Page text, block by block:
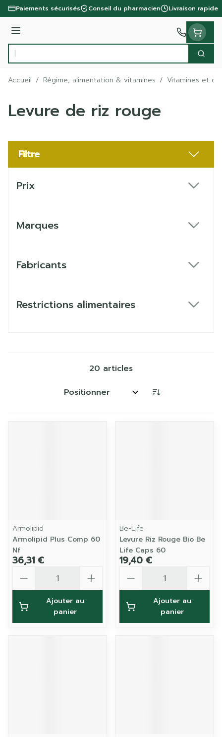
Aller au contenu
Paiements sécurisés Conseil du pharmacien Livraison rapide
Menu
Rechercher
Accueil / Régime, alimentation & vitamines / Vitamines et
Levure de riz rouge
Filtre
Prix
Marques
Fabricants
Restrictions alimentaires
20 articles
Trier par:
Armolipid
Armolipid Plus Comp 60
Nf
36,31 €
Ajouter au
panier
Be-Life
Levure Riz Rouge Bio Be
Life Caps 60
19,40 €
Ajouter au
panier